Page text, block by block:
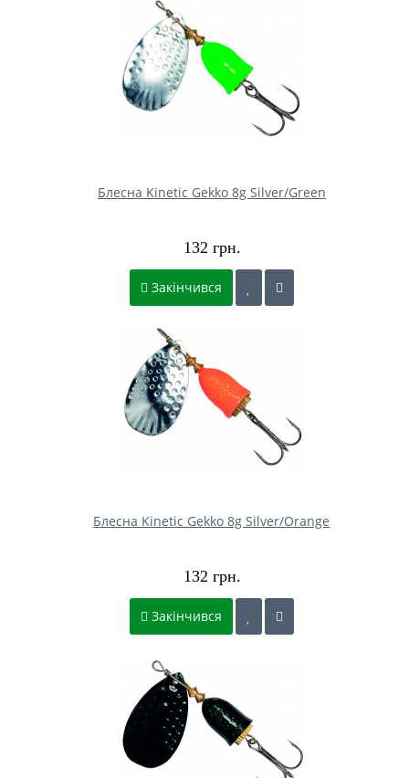
Блесна Kinetic Gekko 8g Silver/Green
132 грн.
Закінчився
Блесна Kinetic Gekko 8g Silver/Orange
132 грн.
Закінчився